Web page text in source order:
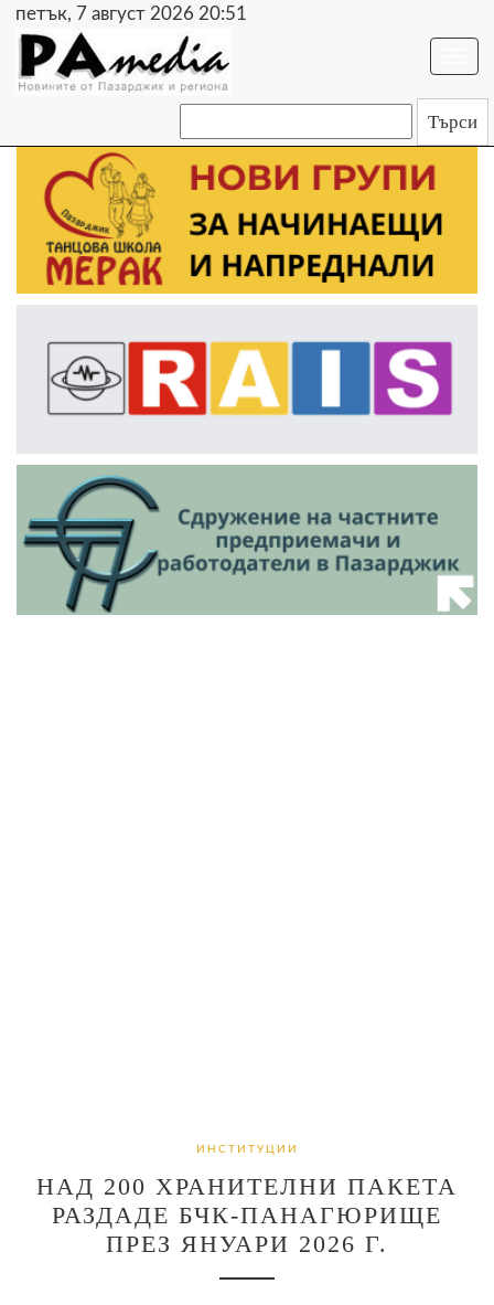
петък, 7 август 2026 20:51
ИНСТИТУЦИИ
НАД 200 ХРАНИТЕЛНИ ПАКЕТА
РАЗДАДЕ БЧК-ПАНАГЮРИЩЕ
ПРЕЗ ЯНУАРИ 2026 Г.